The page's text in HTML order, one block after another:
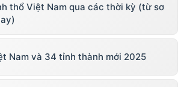
thổ Việt Nam qua các thời kỳ (từ sơ
Nam và 34 tỉnh thành mới 2025